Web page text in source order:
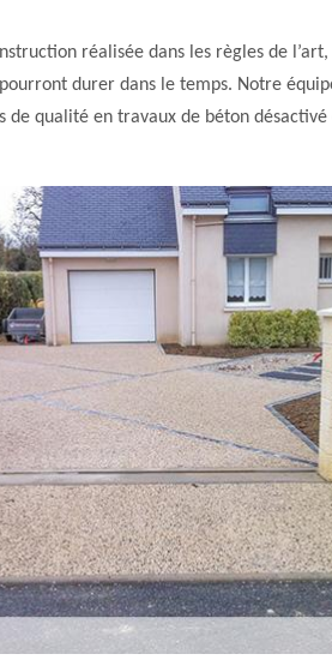
réalisée dans les règles de
durer dans le temps. Notre
de qualité en travaux de béton